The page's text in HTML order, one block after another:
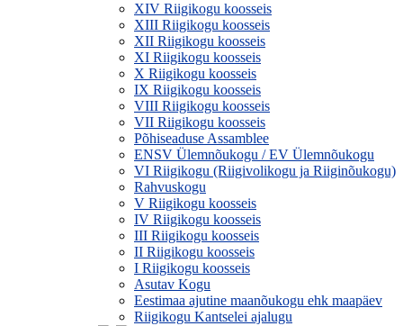
XIV Riigikogu koosseis
XIII Riigikogu koosseis
XII Riigikogu koosseis
XI Riigikogu koosseis
X Riigikogu koosseis
IX Riigikogu koosseis
VIII Riigikogu koosseis
VII Riigikogu koosseis
Põhiseaduse Assamblee
ENSV Ülemnõukogu / EV Ülemnõukogu
VI Riigikogu (Riigivolikogu ja Riiginõukogu)
Rahvuskogu
V Riigikogu koosseis
IV Riigikogu koosseis
III Riigikogu koosseis
II Riigikogu koosseis
I Riigikogu koosseis
Asutav Kogu
Eestimaa ajutine maanõukogu ehk maapäev
Riigikogu Kantselei ajalugu